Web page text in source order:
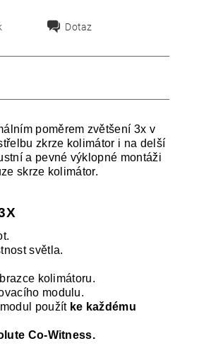
Dotaz
poměrem zvětšení 3x v
zkrze kolimátor i na delší
a pevné výklopné montáži
skrze kolimátor.
světla.
kolimátoru.
modulu.
použít ke každému
Co-Witness.